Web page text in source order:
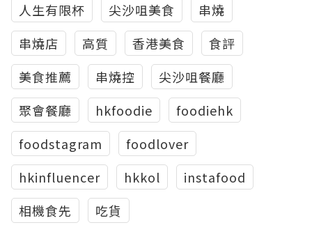
人生有限杯 尖沙咀美食
串燒
串燒店
高質 香港美食
食評
美食推薦
串燒控
尖沙咀餐廳
聚會餐廳
hkfoodie
foodiehk
foodstagram
foodlover
hkinfluencer
hkkol
instafood
相機食先
吃貨